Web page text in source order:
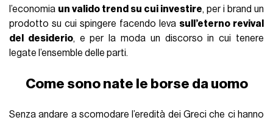
l’economia un valido trend su cui investire, per i brand un
prodotto su cui spingere facendo leva sull’eterno revival
del desiderio, e per la moda un discorso in cui tenere
legate l’ensemble delle parti.
Come sono nate le borse da uomo
Senza andare a scomodare l’eredità dei Greci che ci hanno